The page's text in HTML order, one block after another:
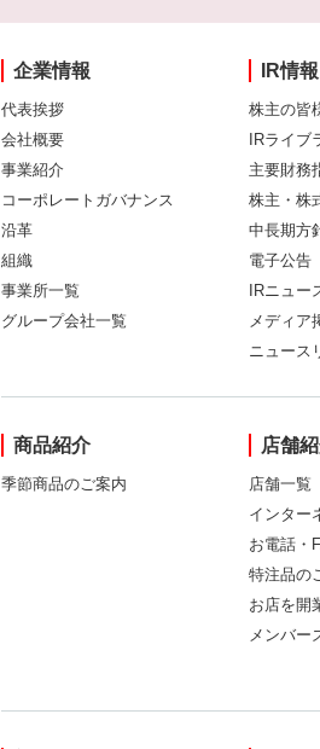
企業情報
代表挨拶
会社概要
事業紹介
コーポレートガバナンス
沿革
組織
事業所一覧
グループ会社一覧
IR情報
株主の皆
IRライブ
主要財務
株主・株
中長期方
電子公告
IRニュー
メディア
ニュース
商品紹介
季節商品のご案内
店舗
店舗一覧
インター
お電話・
特注品の
お店を開
メンバー